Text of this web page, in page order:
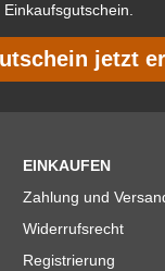
Einkaufsgutschein.
jetzt
EINKAUFEN
Zahlung und
Widerrufsrecht
Registrierung